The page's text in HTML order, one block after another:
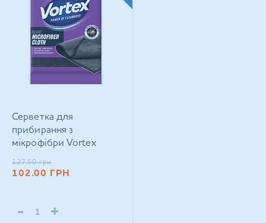
Серветка для
прибирання з
мікрофібри Vortex
30*50 см 1 шт
127.50 грн
102.00 ГРН
- +